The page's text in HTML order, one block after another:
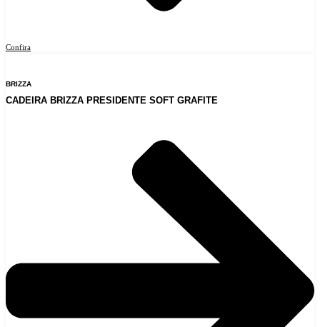
Confira
BRIZZA
CADEIRA BRIZZA PRESIDENTE SOFT GRAFITE